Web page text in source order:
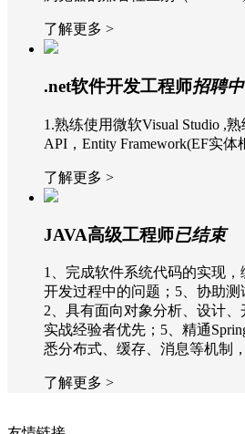
了解更多 >
.net软件开发工程师招聘中
1.熟练使用微软Visual Studio ,
API，Entity Framework(EF实
了解更多 >
JAVA高级工程师已结束
1、完成软件系统代码的实现
开发过程中的问题；5、协助
2、具有面向对象分析、设计
实战经验者优先；5、精通
悉分布式、缓存、消息等机制
了解更多 >